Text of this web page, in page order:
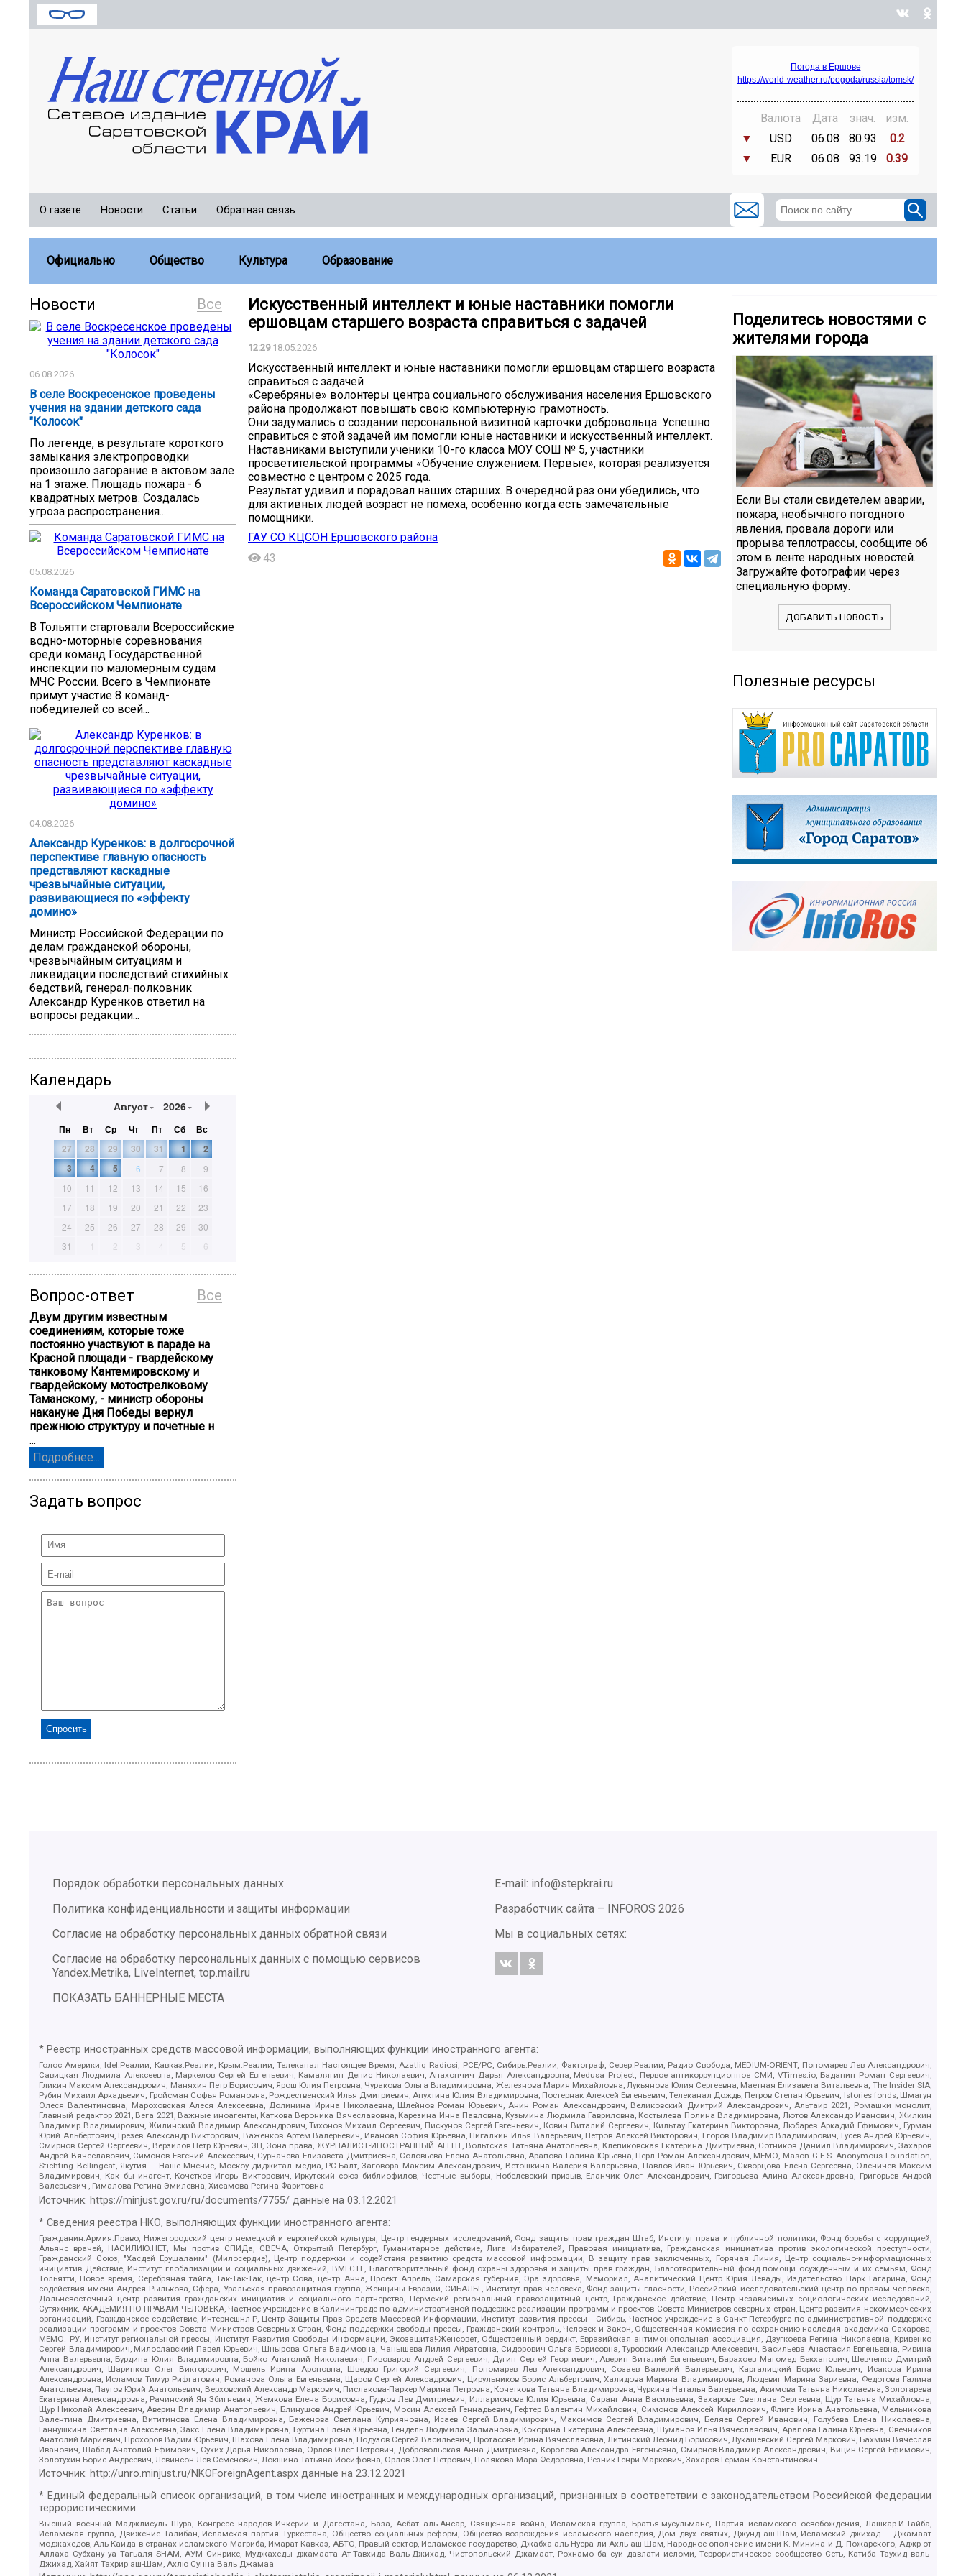
Погода в Ершове
https://world-weather.ru/pogoda/russia/tomsk/
Валюта Дата знач.
изм.
▼
USD 06.08 80.93
0.2
▼
EUR 06.08 93.19 0.39
О газете Новости Статьи Обратная связь
Официально Общество Культура Образование
Все
Новости
06.08.2026
В селе Воскресенское проведены
учения на здании детского сада
"Колосок"
По легенде, в результате короткого
замыкания электропроводки
произошло загорание в актовом зале
на 1 этаже. Площадь пожара - 6
квадратных метров. Создалась
угроза распространения...
05.08.2026
Команда Саратовской ГИМС на
Всероссийском Чемпионате
В Тольятти стартовали Всероссийские
водно-моторные соревнования
среди команд Государственной
инспекции по маломерным судам
МЧС России. Всего в Чемпионате
примут участие 8 команд-
победителей со всей...
04.08.2026
Александр Куренков: в долгосрочной
перспективе главную опасность
представляют каскадные
чрезвычайные ситуации,
развивающиеся по «эффекту
домино»
Министр Российской Федерации по
делам гражданской обороны,
чрезвычайным ситуациям и
ликвидации последствий стихийных
бедствий, генерал-полковник
Александр Куренков ответил на
вопросы редакции...
Календарь
Август 2026
Пн Вт Ср Чт Пт Сб
Вс
27
28 29 30 31 1
2
3
4 5 6 7 8
9
10
11 12 13 14 15
16
17
18 19 20 21 22
23
24
25 26 27 28 29
30
31
1 2 3 4 5 6
Все
Вопрос-ответ
Двум другим известным
соединениям, которые тоже
постоянно участвуют в параде на
Красной площади - гвардейскому
танковому Кантемировскому и
гвардейскому мотострелковому
Таманскому, - министр обороны
накануне Дня Победы вернул
прежнюю структуру и почетные н
...
Подробнее...
Задать вопрос
Искусственный интеллект и юные наставники помогли
ершовцам старшего возраста справиться с задачей
12:2918.05.2026
Искусственный интеллект и юные наставники помогли ершовцам старшего возраста
справиться с задачей
«Серебряные» волонтеры центра социального обслуживания населения Ершовского
района продолжают повышать свою компьютерную грамотность.
Они задумались о создании персональной визитной карточки добровольца. Успешно
справиться с этой задачей им помогли юные наставники и искусственный интеллект.
Наставниками выступили ученики 10-го класса МОУ СОШ № 5, участники
просветительской программы «Обучение служением. Первые», которая реализуется
совместно с центром с 2025 года.
Результат удивил и порадовал наших старших. В очередной раз они убедились, что
для активных людей возраст не помеха, особенно когда есть замечательные
помощники.
ГАУ СО КЦСОН Ершовского района
43
Поделитесь новостями с
жителями города
Если Вы стали свидетелем аварии,
пожара, необычного погодного
явления, провала дороги или
прорыва теплотрассы, сообщите об
этом в ленте народных новостей.
Загружайте фотографии через
специальную форму.
ДОБАВИТЬ НОВОСТЬ
Полезные ресурсы
Порядок обработки персональных данных
Политика конфиденциальности и защиты информации
Согласие на обработку персональных данных обратной связи
Согласие на обработку персональных данных с помощью сервисов
Yandex.Metrika, LiveInternet, top.mail.ru
ПОКАЗАТЬ БАННЕРНЫЕ МЕСТА
E-mail: info@stepkrai.ru
Разработчик сайта – INFOROS 2026
Мы в социальных сетях:
* Реестр иностранных средств массовой информации, выполняющих функции иностранного агента:
Голос Америки, Idel.Реалии, Кавказ.Реалии, Крым.Реалии, Телеканал Настоящее Время, Azatliq Radiosi, PCE/PC, Сибирь.Реалии, Фактограф, Север.Реалии, Радио Свобода, MEDIUM-ORIENT, Пономарев Лев Александрович,
Савицкая Людмила Алексеевна, Маркелов Сергей Евгеньевич, Камалягин Денис Николаевич, Апахончич Дарья Александровна, Medusa Project, Первое антикоррупционное СМИ, VTimes.io, Баданин Роман Сергеевич,
Гликин Максим Александрович, Маняхин Петр Борисович, Ярош Юлия Петровна, Чуракова Ольга Владимировна, Железнова Мария Михайловна, Лукьянова Юлия Сергеевна, Маетная Елизавета Витальевна, The Insider SIA,
Рубин Михаил Аркадьевич, Гройсман Софья Романовна, Рождественский Илья Дмитриевич, Апухтина Юлия Владимировна, Постернак Алексей Евгеньевич, Телеканал Дождь, Петров Степан Юрьевич, Istories fonds, Шмагун
Олеся Валентиновна, Мароховская Алеся Алексеевна, Долинина Ирина Николаевна, Шлейнов Роман Юрьевич, Анин Роман Александрович, Великовский Дмитрий Александрович, Альтаир 2021, Ромашки монолит,
Главный редактор 2021, Вега 2021, Важные иноагенты, Каткова Вероника Вячеславовна, Карезина Инна Павловна, Кузьмина Людмила Гавриловна, Костылева Полина Владимировна, Лютов Александр Иванович, Жилкин
Владимир Владимирович, Жилинский Владимир Александрович, Тихонов Михаил Сергеевич, Пискунов Сергей Евгеньевич, Ковин Виталий Сергеевич, Кильтау Екатерина Викторовна, Любарев Аркадий Ефимович, Гурман
Юрий Альбертович, Грезев Александр Викторович, Важенков Артем Валерьевич, Иванова София Юрьевна, Пигалкин Илья Валерьевич, Петров Алексей Викторович, Егоров Владимир Владимирович, Гусев Андрей Юрьевич,
Смирнов Сергей Сергеевич, Верзилов Петр Юрьевич, ЗП, Зона права, ЖУРНАЛИСТ-ИНОСТРАННЫЙ АГЕНТ, Вольтская Татьяна Анатольевна, Клепиковская Екатерина Дмитриевна, Сотников Даниил Владимирович, Захаров
Андрей Вячеславович, Симонов Евгений Алексеевич, Сурначева Елизавета Дмитриевна, Соловьева Елена Анатольевна, Арапова Галина Юрьевна, Перл Роман Александрович, МЕМО, Mason G.E.S. Anonymous Foundation,
Stichting Bellingcat, Якутия – Наше Мнение, Москоу диджитал медиа, РС-Балт, Заговора Максим Александрович, Ветошкина Валерия Валерьевна, Павлов Иван Юрьевич, Скворцова Елена Сергеевна, Оленичев Максим
Владимирович, Как бы инагент, Кочетков Игорь Викторович, Иркутский союз библиофилов, Честные выборы, Нобелевский призыв, Еланчик Олег Александрович, Григорьева Алина Александровна, Григорьев Андрей
Валерьевич , Гималова Регина Эмилевна, Хисамова Регина Фаритовна
Источник: https://minjust.gov.ru/ru/documents/7755/ данные на03.12.2021
* Сведения реестра НКО, выполняющих функции иностранного агента:
Гражданин.Армия.Право, Нижегородский центр немецкой и европейской культуры, Центр гендерных исследований, Фонд защиты прав граждан Штаб, Институт права и публичной политики, Фонд борьбы с коррупцией,
Альянс врачей, НАСИЛИЮ.НЕТ, Мы против СПИДа, СВЕЧА, Открытый Петербург, Гуманитарное действие, Лига Избирателей, Правовая инициатива, Гражданская инициатива против экологической преступности,
Гражданский Союз, "Хасдей Ерушалаим" (Милосердие), Центр поддержки и содействия развитию средств массовой информации, В защиту прав заключенных, Горячая Линия, Центр социально-информационных
инициатив Действие, Институт глобализации и социальных движений, ВМЕСТЕ, Благотворительный фонд охраны здоровья и защиты прав граждан, Благотворительный фонд помощи осужденным и их семьям, Фонд
Тольятти, Новое время, Серебряная тайга, Так-Так-Так, центр Сова, центр Анна, Проект Апрель, Самарская губерния, Эра здоровья, Мемориал, Аналитический Центр Юрия Левады, Издательство Парк Гагарина, Фонд
содействия имени Андрея Рылькова, Сфера, Уральская правозащитная группа, Женщины Евразии, СИБАЛЬТ, Институт прав человека, Фонд защиты гласности, Российский исследовательский центр по правам человека,
Дальневосточный центр развития гражданских инициатив и социального партнерства, Пермский региональный правозащитный центр, Гражданское действие, Центр независимых социологических исследований,
Сутяжник, АКАДЕМИЯ ПО ПРАВАМ ЧЕЛОВЕКА, Частное учреждение в Калининграде по административной поддержке реализации программ и проектов Совета Министров северных стран, Центр развития некоммерческих
организаций, Гражданское содействие, Интернешнл-Р, Центр Защиты Прав Средств Массовой Информации, Институт развития прессы - Сибирь, Частное учреждение в Санкт-Петербурге по административной поддержке
реализации программ и проектов Совета Министров Северных Стран, Фонд поддержки свободы прессы, Гражданский контроль, Человек и Закон, Общественная комиссия по сохранению наследия академика Сахарова,
МЕМО. РУ, Институт региональной прессы, Институт Развития Свободы Информации, Экозащита!-Женсовет, Общественный вердикт, Евразийская антимонопольная ассоциация, Дзугкоева Регина Николаевна, Кривенко
Сергей Владимирович, Милославский Павел Юрьевич, Шнырова Ольга Вадимовна, Чанышева Лилия Айратовна, Сидорович Ольга Борисовна, Туровский Александр Алексеевич, Васильева Анастасия Евгеньевна, Ривина
Анна Валерьевна, Бурдина Юлия Владимировна, Бойко Анатолий Николаевич, Пивоваров Андрей Сергеевич, Дугин Сергей Георгиевич, Аверин Виталий Евгеньевич, Барахоев Магомед Бекханович, Шевченко Дмитрий
Александрович, Шарипков Олег Викторович, Мошель Ирина Ароновна, Шведов Григорий Сергеевич, Пономарев Лев Александрович, Созаев Валерий Валерьевич, Каргалицкий Борис Юльевич, Исакова Ирина
Александровна, Исламов Тимур Рифгатович, Романова Ольга Евгеньевна, Щаров Сергей Алексадрович, Цирульников Борис Альбертович, Халидова Марина Владимировна, Людевиг Марина Зариевна, Федотова Галина
Анатольевна, Паутов Юрий Анатольевич, Верховский Александр Маркович, Пислакова-Паркер Марина Петровна, Кочеткова Татьяна Владимировна, Чуркина Наталья Валерьевна, Акимова Татьяна Николаевна, Золотарева
Екатерина Александровна, Рачинский Ян Збигневич, Жемкова Елена Борисовна, Гудков Лев Дмитриевич, Илларионова Юлия Юрьевна, Саранг Анна Васильевна, Захарова Светлана Сергеевна, Щур Татьяна Михайловна,
Щур Николай Алексеевич, Аверин Владимир Анатольевич, Блинушов Андрей Юрьевич, Мосин Алексей Геннадьевич, Гефтер Валентин Михайлович, Симонов Алексей Кириллович, Флиге Ирина Анатольевна, Мельникова
Валентина Дмитриевна, Вититинова Елена Владимировна, Баженова Светлана Куприяновна, Исаев Сергей Владимирович, Максимов Сергей Владимирович, Беляев Сергей Иванович, Голубева Елена Николаевна,
Ганнушкина Светлана Алексеевна, Закс Елена Владимировна, Буртина Елена Юрьевна, Гендель Людмила Залмановна, Кокорина Екатерина Алексеевна, Шуманов Илья Вячеславович, Арапова Галина Юрьевна, Свечников
Анатолий Мариевич, Прохоров Вадим Юрьевич, Шахова Елена Владимировна, Подузов Сергей Васильевич, Протасова Ирина Вячеславовна, Литинский Леонид Борисович, Лукашевский Сергей Маркович, Бахмин Вячеслав
Иванович, Шабад Анатолий Ефимович, Сухих Дарья Николаевна, Орлов Олег Петрович, Добровольская Анна Дмитриевна, Королева Александра Евгеньевна, Смирнов Владимир Александрович, Вицин Сергей Ефимович,
Золотухин Борис Андреевич, Левинсон Лев Семенович, Локшина Татьяна Иосифовна, Орлов Олег Петрович, Полякова Мара Федоровна, Резник Генри Маркович, Захаров Герман Константинович
Источник: http://unro.minjust.ru/NKOForeignAgent.aspx данные на23.12.2021
* Единый федеральный список организаций, в том числе иностранных и международных организаций, признанных в соответствии с законодательством Российской Федерации
террористическими:
Высший военный Маджлисуль Шура, Конгресс народов Ичкерии и Дагестана, База, Асбат аль-Ансар, Священная война, Исламская группа, Братья-мусульмане, Партия исламского освобождения, Лашкар-И-Тайба,
Исламская группа, Движение Талибан, Исламская партия Туркестана, Общество социальных реформ, Общество возрождения исламского наследия, Дом двух святых, Джунд аш-Шам, Исламский джихад – Джамаат
моджахедов, Аль-Каида в странах исламского Магриба, Имарат Кавказ, АБТО, Правый сектор, Исламское государство, Джабха аль-Нусра ли-Ахль аш-Шам, Народное ополчение имени К. Минина и Д. Пожарского, Аджр от
Аллаха Субхану уа Тагьаля SHAM, АУМ Синрике, Муджахеды джамаата Ат-Тавхида Валь-Джихад, Чистопольский Джамаат, Рохнамо ба суи давлати исломи, Террористическое сообщество Сеть, Катиба Таухид валь-
Джихад, Хайят Тахрир аш-Шам, Ахлю Сунна Валь Джамаа